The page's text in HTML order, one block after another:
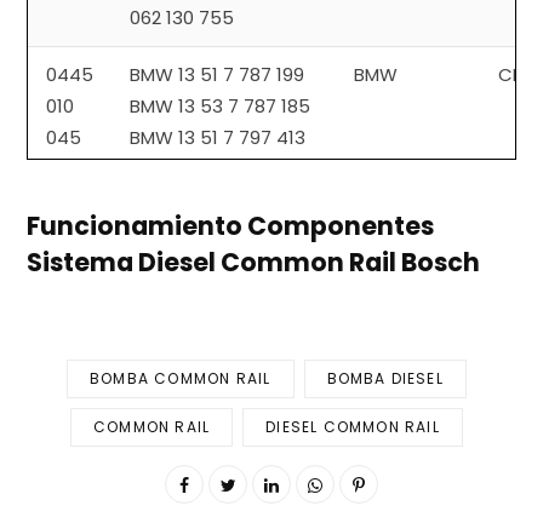
062 130 755
0445
010
045
BMW 13 51 7 787 199
BMW 13 53 7 787 185
BMW 13 51 7 797 413
BMW XX XX 7 824 028
BMW CP3
0445
Citroen 96 421 669
PSA (Peugeot S.A.)
Citroen /
Toyota 22100 33011 Toyota
Funcionamiento Componentes
Sistema Diesel Common Rail Bosch
BOMBA COMMON RAIL BOMBA DIESEL
COMMON RAIL DIESEL COMMON RAIL